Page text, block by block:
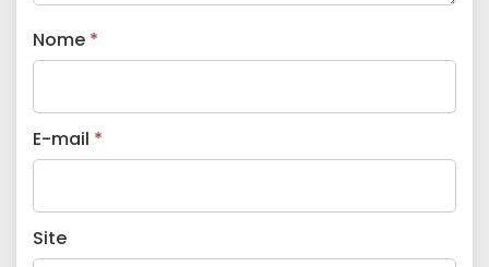
Nome *
E-mail *
Site